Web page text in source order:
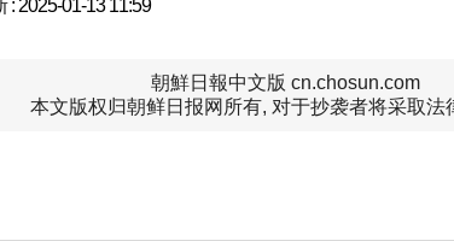
: 2025-01-13 11:59
朝鮮日報中文版 cn.chosun.com
本文版权归朝鲜日报网所有, 对于抄袭者将采取法